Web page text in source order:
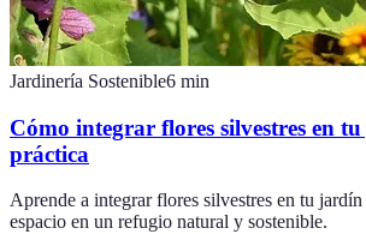
Jardinería Sostenible6 min
Cómo integrar flores silvestres en
práctica
Aprende a integrar flores silvestres en tu
espacio en un refugio natural y sostenible.